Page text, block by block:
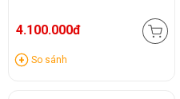
4.100.000đ
So sánh